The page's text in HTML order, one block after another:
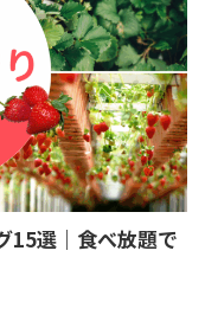
15選｜食べ放題で